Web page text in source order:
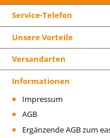
Service-Telefon
Unsere Vorteile
Versandarten
Informationen
Impressum
AGB
Ergänzende AGB zum